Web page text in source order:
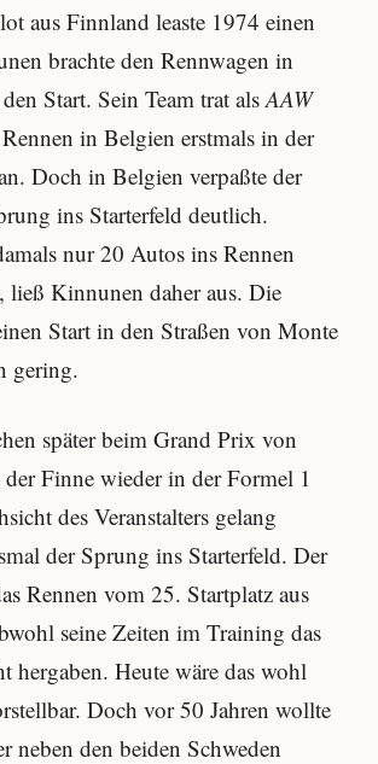
aus Finnland leaste 1974 einen
brachte den Rennwagen in
Start. Sein Team trat alsAAW
in Belgien erstmals in der
Doch in Belgien verpaßte der
ins Starterfeld deutlich.
nur 20 Autos ins Rennen
ließ Kinnunen daher aus. Die
Start in den Straßen von Monte
gering.
später beim Grand Prix von
der Finne wieder in der Formel 1
des Veranstalters gelang
der Sprung ins Starterfeld. Der
Rennen vom 25. Startplatz aus
seine Zeiten im Training das
hergaben. Heute wäre das wohl
Doch vor 50 Jahren wollte
neben den beiden Schweden